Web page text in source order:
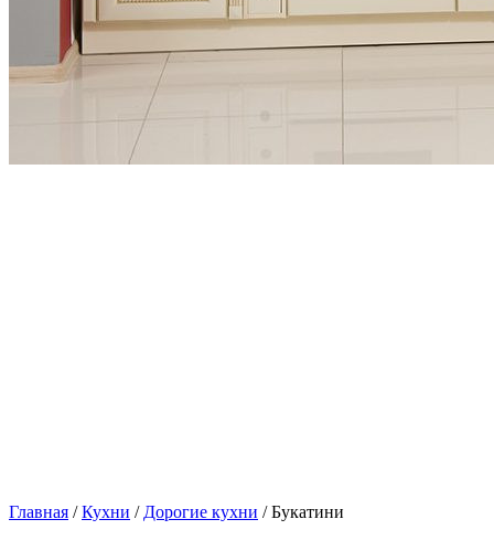
Главная /Кухни / Дорогие кухни / Букатини